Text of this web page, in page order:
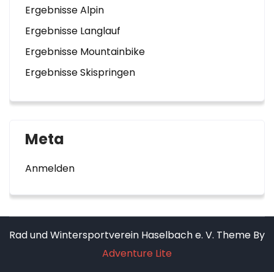
Ergebnisse Alpin
Ergebnisse Langlauf
Ergebnisse Mountainbike
Ergebnisse Skispringen
Meta
Anmelden
Rad und Wintersportverein Haselbach e. V. Theme By
Adventure Lite